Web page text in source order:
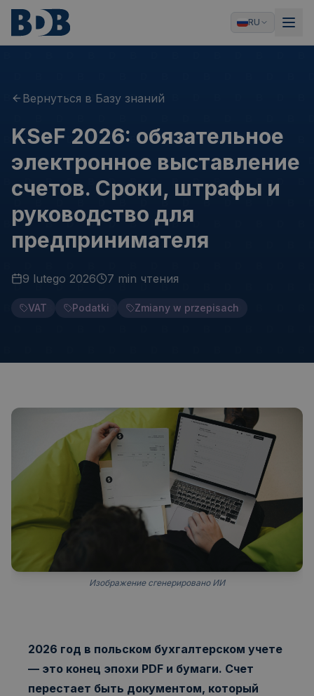
RU
Вернуться в Базу знаний
KSeF 2026: обязательное
электронное выставление
счетов. Сроки, штрафы и
руководство для
предпринимателя
9 lutego 2026 7 min чтения
VAT Podatki Zmiany w przepisach
Изображение сгенерировано ИИ
2026 год в польском бухгалтерском учете
— это конец эпохи PDF и бумаги. Счет
перестает быть документом, который